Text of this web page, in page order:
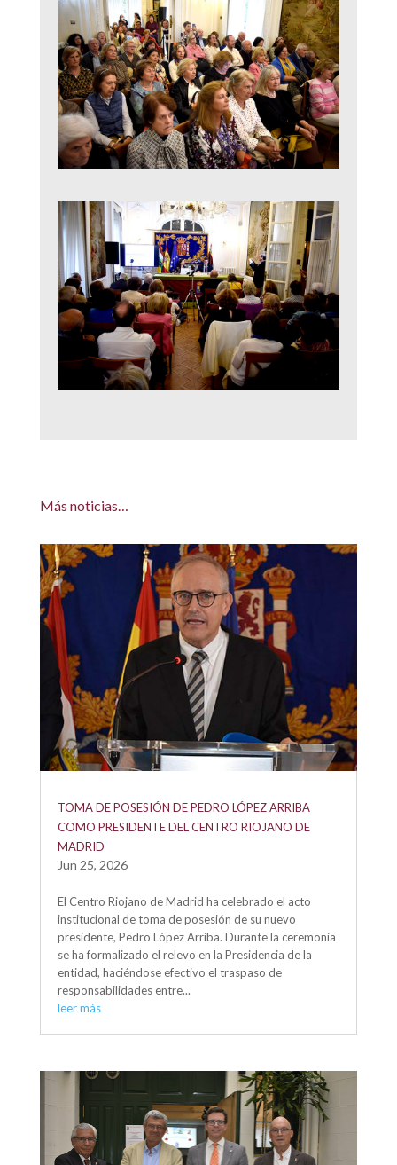
Más noticias…
TOMA DE POSESIÓN DE PEDRO LÓPEZ ARRIBA
COMO PRESIDENTE DEL CENTRO RIOJANO DE
MADRID
Jun 25, 2026
El Centro Riojano de Madrid ha celebrado el acto
institucional de toma de posesión de su nuevo
presidente, Pedro López Arriba. Durante la ceremonia
se ha formalizado el relevo en la Presidencia de la
entidad, haciéndose efectivo el traspaso de
responsabilidades entre...
leer más